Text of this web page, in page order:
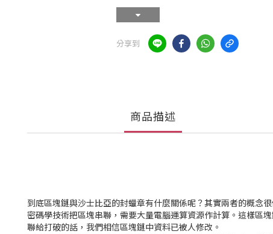
分享到
商品描述
到底區塊鏈與沙士比亞的封蠟章有什麼關係呢？其實兩者的概念
密碼學技術把區塊串聯，需要大量電腦運算資源作計算。這樣區
聯給打破的話，我們相信區塊鏈中資料已被人修改。